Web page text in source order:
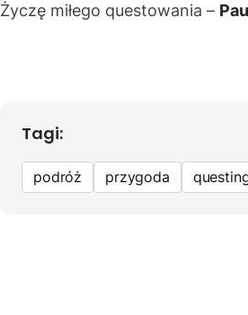
Życzę miłego questowania –
Tagi:
podróż przygoda